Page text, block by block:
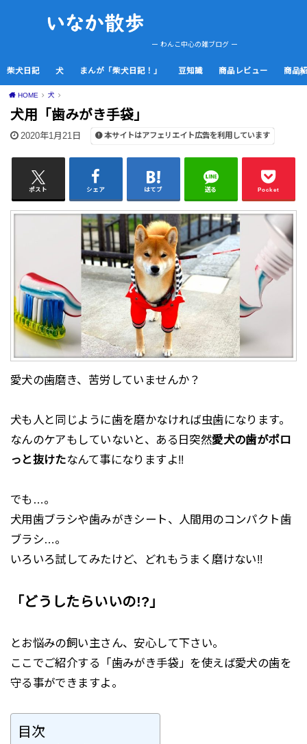
ー わんこ中心の雑ブログ ー
柴犬日記 犬 まんが「柴犬日記！」 豆知識 商品レビュー 商品
HOME 犬
犬用「歯みがき手袋」
2020年1月21日 本サイトはアフェリエイト広告を利用しています
ポスト シェア はてブ 送る Pocket
愛犬の歯磨き、苦労していませんか？
犬も人と同じように歯を磨かなければ虫歯になります。
なんのケアもしていないと、ある日突然愛犬の歯がポロ
っと抜けたなんて事になりますよ!!
でも…。
犬用歯ブラシや歯みがきシート、人間用のコンパクト歯
ブラシ…。
いろいろ試してみたけど、どれもうまく磨けない!!
「どうしたらいいの!?」
とお悩みの飼い主さん、安心して下さい。
ここでご紹介する「歯みがき手袋」を使えば愛犬の歯を
守る事ができますよ。
目次